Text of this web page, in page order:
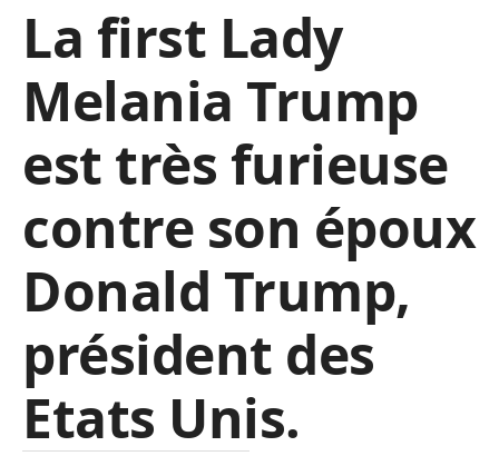
La first Lady
Melania Trump
est très furieuse
contre son époux
Donald Trump,
président des
Etats Unis.